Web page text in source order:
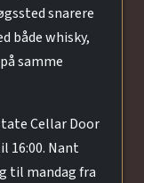
snarere
både whisky,
samme
Cellar Door
16:00. Nant
til mandag fra